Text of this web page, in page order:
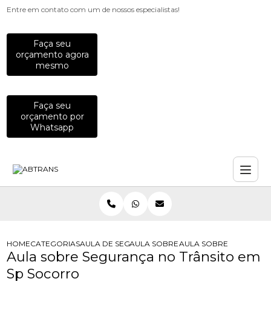
Entre em contato com um de nossos especialistas!
Faça seu
orçamento agora
mesmo
Faça seu
orçamento por
Whatsapp
HOMECATEGORIASAULA DE SEGURANCA NO TRANSITO
AULA SOBRE SEGURANCA NO
AULA SOBRE
Aula sobre Segurança no Trânsito em
Sp Socorro